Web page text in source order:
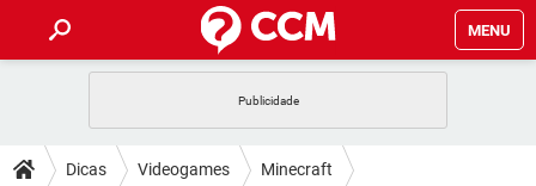
MENU
CELULAR FACEBOOK
DICAS
Dicas Videogames Minecraft